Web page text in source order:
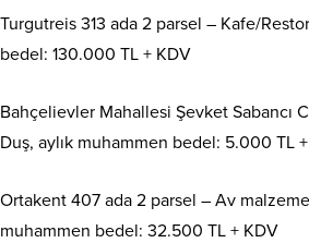
Turgutreis 313 ada 2 parsel – Kafe/
bedel: 130.000 TL + KDV
Bahçelievler Mahallesi Şevket Sabancı
Duş, aylık muhammen bedel: 5.000 TL
Ortakent 407 ada 2 parsel – Av
muhammen bedel: 32.500 TL + KDV